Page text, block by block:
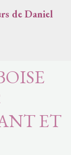
de Daniel
ET